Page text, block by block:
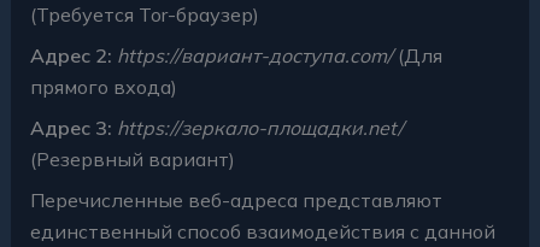
(Требуется Tor-браузер)
Адрес 2: https://вариант-доступа.com/(Для
прямого входа)
Адрес 3: https://зеркало-площадки.net/
(Резервный вариант)
Перечисленные веб-адреса представляют
единственный способ взаимодействия с данной